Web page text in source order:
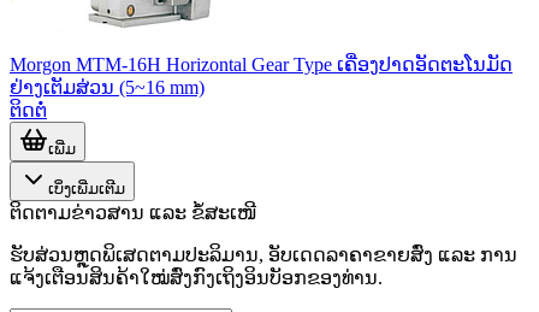
Morgon MTM-16H Horizontal Gear Type ເຄື່ອງປາດອັດຕະໂນມັດ
ຢ່າງເຕັມສ່ວນ (5~16 mm)
ຕິດຕໍ່
ເພີ່ມ
ເບິ່ງເພີ່ມເຕີມ
ຕິດຕາມຂ່າວສານ ແລະ ຂໍ້ສະເໜີ
ຮັບສ່ວນຫຼຸດພິເສດຕາມປະລິມານ, ອັບເດດລາຄາຂາຍສົ່ງ ແລະ ການ
ແຈ້ງເຕືອນສິນຄ້າໃໝ່ສົ່ງກົງເຖິງອິນບັອກຂອງທ່ານ.